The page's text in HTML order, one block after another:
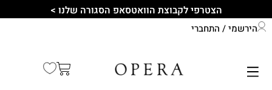
הצטרפי לקבוצת הוואטסאפ הסגורה שלנו >
הירשמי / התחברי